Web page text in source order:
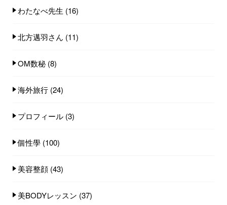
わたなべ先生 (16)
北方邁羽さん (11)
OM数秘 (8)
海外旅行 (24)
プロフィール (3)
個性學 (100)
美容整顔 (43)
美BODYレッスン (37)